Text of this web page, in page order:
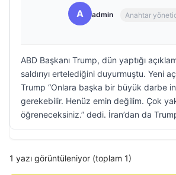
A admin Anahtar
ABD Başkanı Trump, dün yaptığı
saldırıyı ertelediğini duyurmuştu. Yeni
Trump “Onlara başka bir büyük darbe
gerekebilir. Henüz emin değilim. Çok
öğreneceksiniz.” dedi. İran’dan da
1 yazı görüntüleniyor (toplam 1)